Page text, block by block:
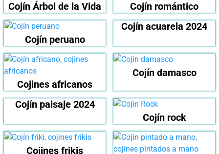
Cojín Árbol de la Vida Cojín romántico
Cojín peruano
Cojín acuarela 2024
Cojines africanos
Cojín damasco
Cojín paisaje 2024
Cojín rock
Cojines frikis